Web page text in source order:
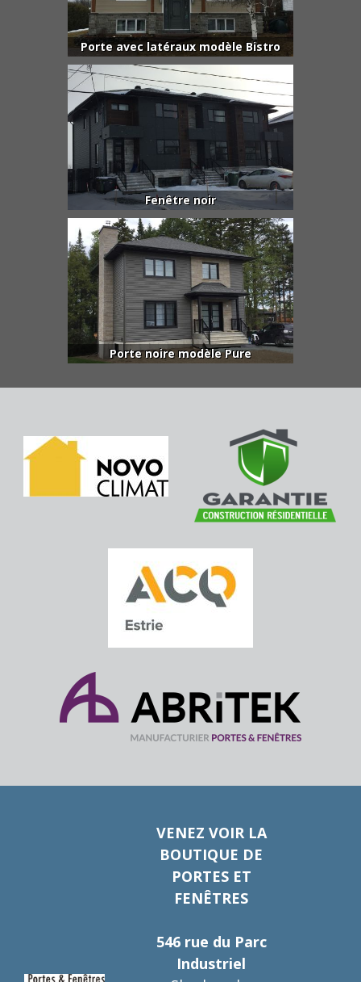
Porte avec latéraux modèle Bistro
Fenêtre noir
Porte noire modèle Pure
VENEZ VOIR LA
BOUTIQUE DE
PORTES ET
FENÊTRES
546 rue du Parc
Industriel